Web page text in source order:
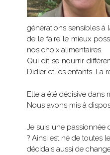
générations sensibles à
de le faire le mieux
nos choix alimentaires.
Qui dit se nourrir
Didier et les enfants. La
Elle a été décisive dans
Nous avons mis à
Je suis une passionnée
? Ainsi est né de toutes
décidais aussi de